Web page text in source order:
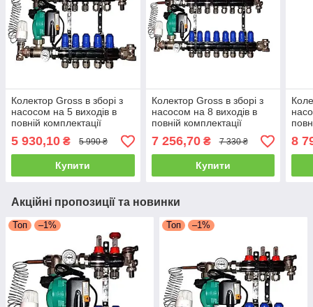
Колектор Gross в зборі з
насосом на 5 виходів в
повній комплектації
5 930,10 ₴ 5 990 ₴
Купити
Колектор Gross в зборі з
насосом на 8 виходів в
повній комплектації
7 256,70₴ 7 330 ₴
Купити
8
Акційні пропозиції та новинки
Топ –1% Топ –1%